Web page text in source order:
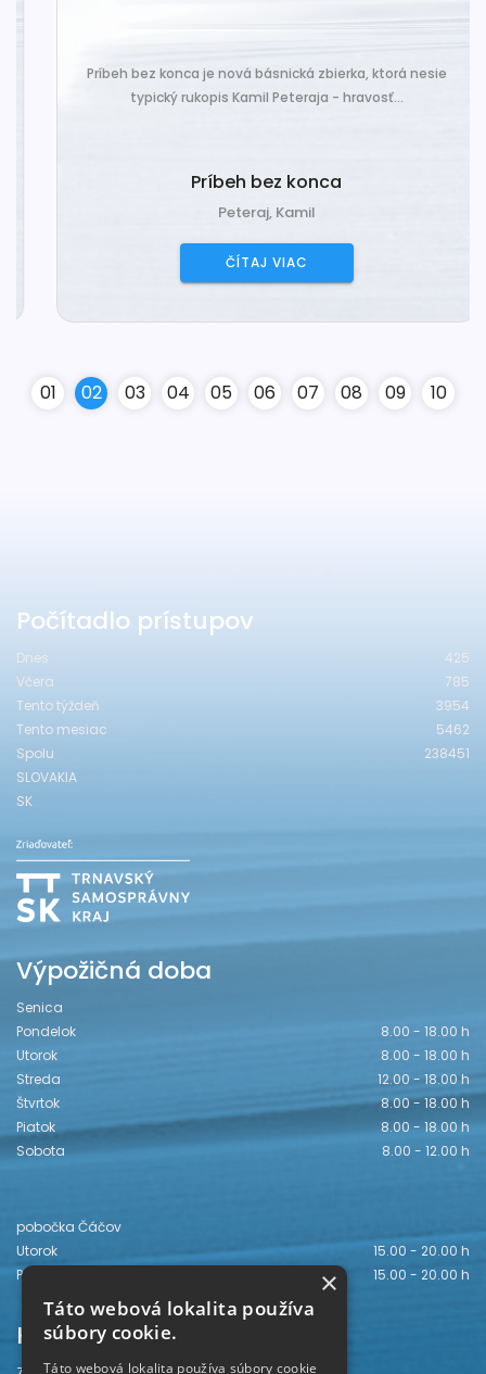
Príbeh bez konca je nová básnická zbierka, ktorá nesie
typický rukopis Kamil Peteraja - hravosť...
Príbeh bez konca
Peteraj, Kamil
ČÍTAJ VIAC
01 02 03 04 05 06 07 08 09 10
Počítadlo prístupov
Dnes
425
Včera
785
Tento týždeň
3954
Tento mesiac
5462
Spolu
238451
SLOVAKIA
SK
Výpožičná doba
Senica
Pondelok
8.00 - 18.00 h
Utorok
8.00 - 18.00 h
Streda
12.00 - 18.00 h
Štvrtok
8.00 - 18.00 h
Piatok
8.00 - 18.00 h
Sobota
8.00 - 12.00 h
pobočka Čáčov
Utorok
15.00 - 20.00 h
Piatok
15.00 - 20.00 h
Kontakt
×
Táto webová lokalita používa
súbory cookie.
Táto webová lokalita používa súbory cookie